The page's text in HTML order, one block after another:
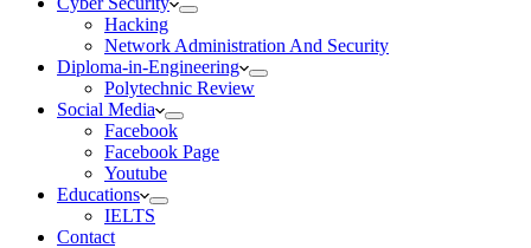
Hacking
Network Administration And Security
Diploma-in-Engineering
Polytechnic Review
Social Media
Facebook
Facebook Page
Youtube
Educations
IELTS
Contact